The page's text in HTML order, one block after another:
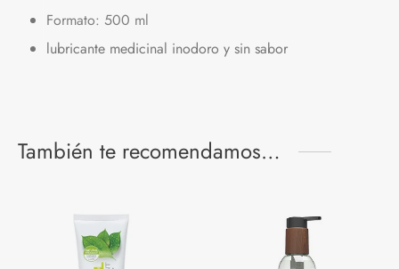
Acepto política de privacidad
Formato: 500 ml
lubricante medicinal inodoro y sin sabor
También te recomendamos…